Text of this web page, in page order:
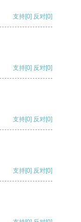
支持[0] 反对[0]
支持[0] 反对[0]
支持[0] 反对[0]
支持[0] 反对[0]